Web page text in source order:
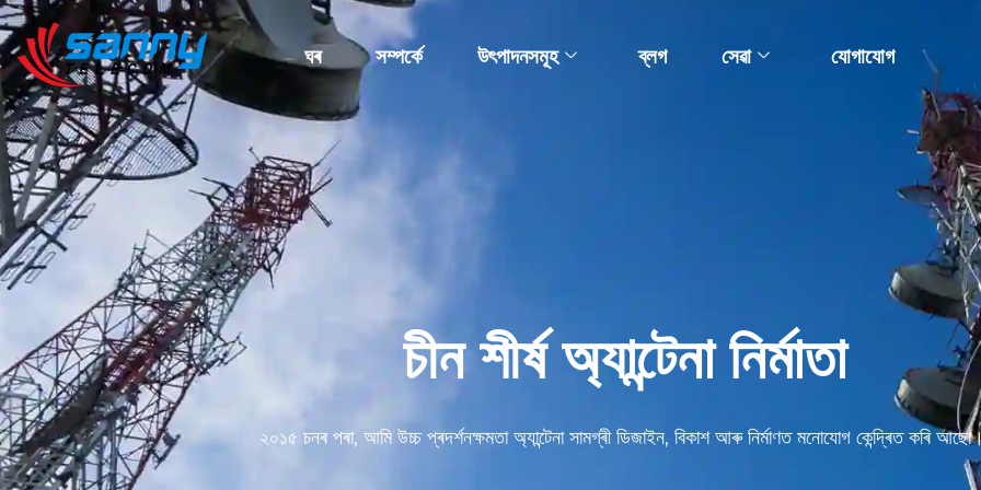
ঘৰ সম্পৰ্কে উৎপাদনসমূহ ব্লগ সেৱা যোগাযোগ
চীন শীৰ্ষ অ্যান্টেনা নিৰ্মাতা
২০১৫ চনৰ পৰা, আমি উচ্চ প্ৰদৰ্শনক্ষমতা অ্যান্টেনা সামগ্ৰী ডিজাইন, বিকাশ আৰু নিৰ্মাণত মনোযোগ কেন্দ্ৰিত কৰি